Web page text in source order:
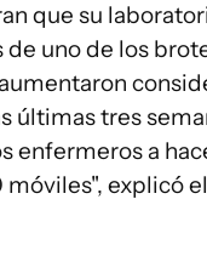
que su
uno de los
últimas tres
enfermeros a
móviles", explicó